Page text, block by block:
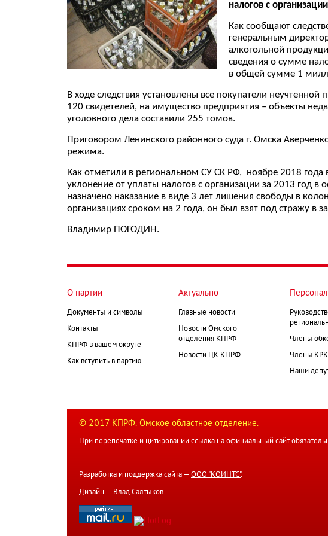
налогов с
Как сообщают
генеральным
алкогольной
сведения о сумме
в общей сумме 1
В ходе следствия установлены все покупатели
120 свидетелей, на имущество предприятия – объекты
уголовного дела составили 255 томов.
Приговором Ленинского районного суда г. Омска
режима.
Как отметили в региональном СУ СК РФ, ноябре 2018
уклонение от уплаты налогов с организации за 2013
назначено наказание в виде 3 лет лишения свободы в
организациях сроком на 2 года, он был взят под стражу в
Владимир ПОГОДИН.
О партии
Документы и символы
Контакты
КПРФ в вашем округе
Как вступить в партию
Актуально
Главные новости
Новости Омского
отделения КПРФ
Новости ЦК КПРФ
Члены
Члены КРК
Наши
© 2017 КПРФ. Омское областное отделение.
При перепечатке и цитировании ссылка на официальный сайт
Разработка и поддержка сайта — ООО "КОИНТС".
Дизайн — Влад Салтыков.